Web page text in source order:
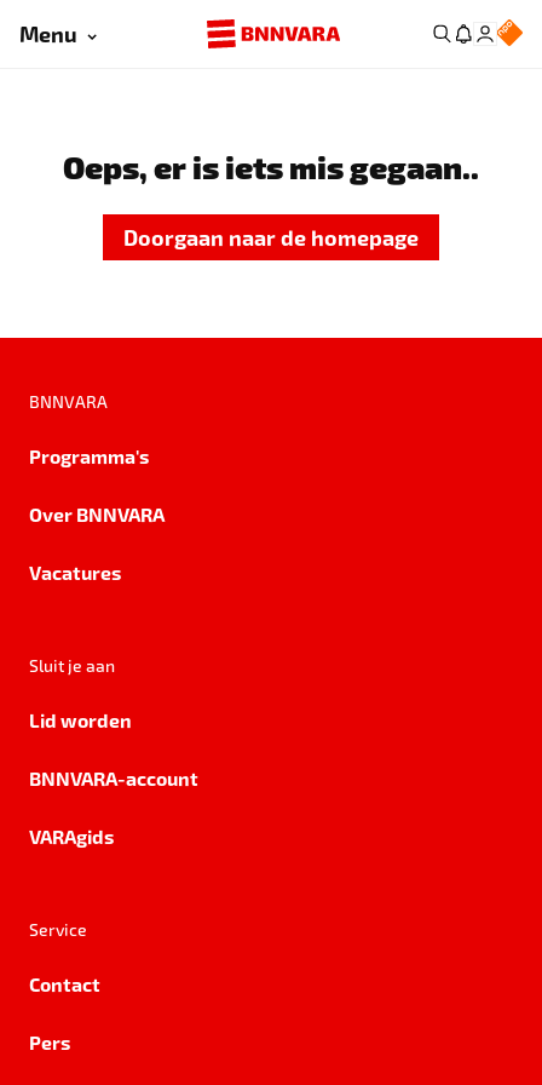
Menu
Oeps, er is iets mis gegaan..
Doorgaan naar de homepage
BNNVARA
Programma's
Over BNNVARA
Vacatures
Sluit je aan
Lid worden
BNNVARA-account
VARAgids
Service
Contact
Pers